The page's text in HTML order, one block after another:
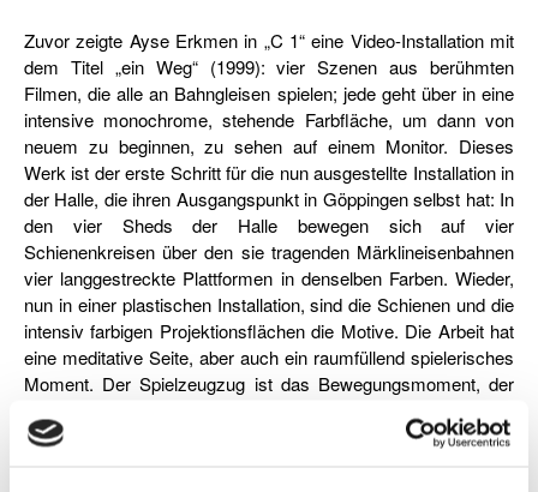
Zuvor zeigte Ayse Erkmen in „C 1“ eine Video-Installation mit
dem Titel „ein Weg“ (1999): vier Szenen aus berühmten
Filmen, die alle an Bahngleisen spielen; jede geht über in eine
intensive monochrome, stehende Farbfläche, um dann von
neuem zu beginnen, zu sehen auf einem Monitor. Dieses
Werk ist der erste Schritt für die nun ausgestellte Installation in
der Halle, die ihren Ausgangspunkt in Göppingen selbst hat: In
den vier Sheds der Halle bewegen sich auf vier
Schienenkreisen über den sie tragenden Märklineisenbahnen
vier langgestreckte Plattformen in denselben Farben. Wieder,
nun in einer plastischen Installation, sind die Schienen und die
intensiv farbigen Projektionsflächen die Motive. Die Arbeit hat
eine meditative Seite, aber auch ein raumfüllend spielerisches
Moment. Der Spielzeugzug ist das Bewegungsmoment, der
der anderen Ebene die emotionale Kraft der Farben.